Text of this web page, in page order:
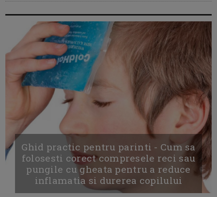
Ghid practic pentru parinti - Cum sa
folosesti corect compresele reci sau
pungile cu gheata pentru a reduce
inflamatia si durerea copilului